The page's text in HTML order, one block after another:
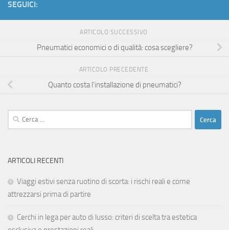
SEGUICI:
ARTICOLO SUCCESSIVO
Pneumatici economici o di qualità: cosa scegliere?
ARTICOLO PRECEDENTE
Quanto costa l’installazione di pneumatici?
Ricerca
per:
ARTICOLI RECENTI
Viaggi estivi senza ruotino di scorta: i rischi reali e come
attrezzarsi prima di partire
Cerchi in lega per auto di lusso: criteri di scelta tra estetica